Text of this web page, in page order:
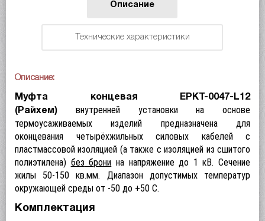
Описание
Технические характеристики
Описание:
Муфта концевая EPKT-0047-L12
(Райхем) внутренней установки на основе
термоусаживаемых изделий предназначена для
оконцевания четырёхжильных силовых кабелей с
пластмассовой изоляцией (а также с изоляцией из сшитого
полиэтилена) без брони на напряжение до 1 кВ. Сечение
жилы 50-150 кв.мм. Диапазон допустимых температур
окружающей среды от -50 до +50 C.
Комплектация